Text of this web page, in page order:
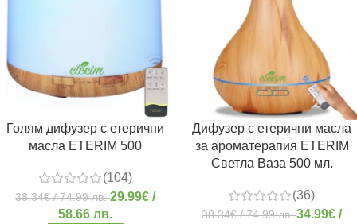
Голям дифузер с етерични
масла ETERIM 500
(104)
38.34€/ 74.99 лв.29.99€ /
58.66 лв.
Дифузер с етерични масла
за ароматерапия ETERIM
Светла Ваза 500 мл.
(36)
38.34€/ 74.99 лв.34.99€ /